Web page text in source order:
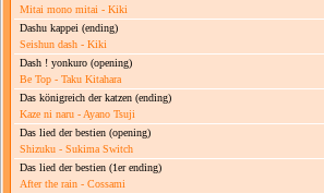
Mitai mono mitai - Kiki
Dashu kappei (ending)
Seishun dash - Kiki
Dash ! yonkuro (opening)
Be Top - Taku Kitahara
Das königreich der katzen (ending)
Kaze ni naru - Ayano Tsuji
Das lied der bestien (opening)
Shizuku - Sukima Switch
Das lied der bestien (1er ending)
After the rain - Cossami